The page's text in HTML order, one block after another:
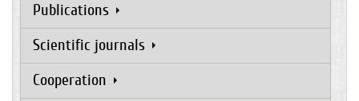
Publications
Scientific journals
Cooperation